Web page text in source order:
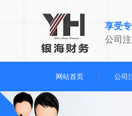
享受
公司
网站首页 公司